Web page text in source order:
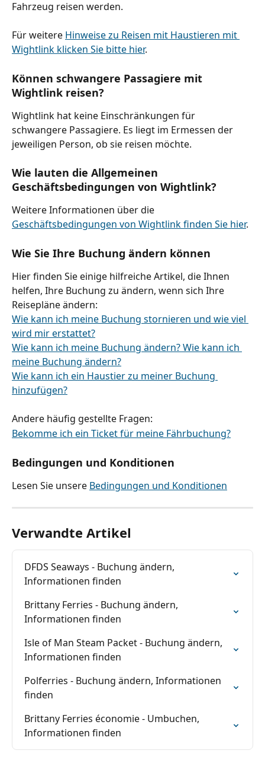
Fahrzeug reisen werden.
Für weitere Hinweise zu Reisen mit Haustieren mit
Wightlink klicken Sie bitte hier.
Können schwangere Passagiere mit
Wightlink reisen?
Wightlink hat keine Einschränkungen für
schwangere Passagiere. Es liegt im Ermessen der
jeweiligen Person, ob sie reisen möchte.
Wie lauten die Allgemeinen
Geschäftsbedingungen von Wightlink?
Weitere Informationen über die
Geschäftsbedingungen von Wightlink finden Sie hier.
Wie Sie Ihre Buchung ändern können
Hier finden Sie einige hilfreiche Artikel, die Ihnen
helfen, Ihre Buchung zu ändern, wenn sich Ihre
Reisepläne ändern:
Wie kann ich meine Buchung stornieren und wie viel
wird mir erstattet?
Wie kann ich meine Buchung ändern? Wie kann ich
meine Buchung ändern?
Wie kann ich ein Haustier zu meiner Buchung
hinzufügen?
Andere häufig gestellte Fragen:
Bekomme ich ein Ticket für meine Fährbuchung?
Bedingungen und Konditionen
Lesen Sie unsere Bedingungen und Konditionen
Verwandte Artikel
DFDS Seaways - Buchung ändern,
Informationen finden
Brittany Ferries - Buchung ändern,
Informationen finden
Isle of Man Steam Packet - Buchung ändern,
Informationen finden
Polferries - Buchung ändern, Informationen
finden
Brittany Ferries économie - Umbuchen,
Informationen finden